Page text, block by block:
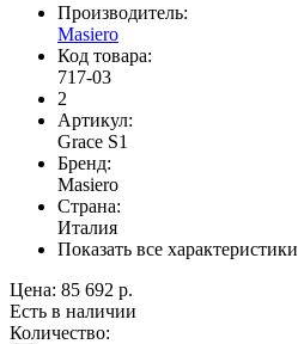
Производитель:
Masiero
Код товара:
717-03
2
Артикул:
Grace S1
Бренд:
Masiero
Страна:
Италия
Показать все характеристики
Цена: 85 692 р.
Есть в наличии
Количество: